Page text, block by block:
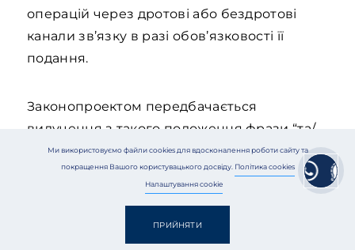
операцій через дротові або бездротові
канали зв’язку в разі обов’язковості її
подання.
Законопроектом передбачається
вилучення з такого положення фрази “та/
або програмних реєстраторах
розрахункових операцій”.
Ми використовуємо файли cookies для вдосконалення роботи сайту та
покращення Вашого користувацького досвіду. Політика cookies
Налаштування cookie
ПРИЙНЯТИ